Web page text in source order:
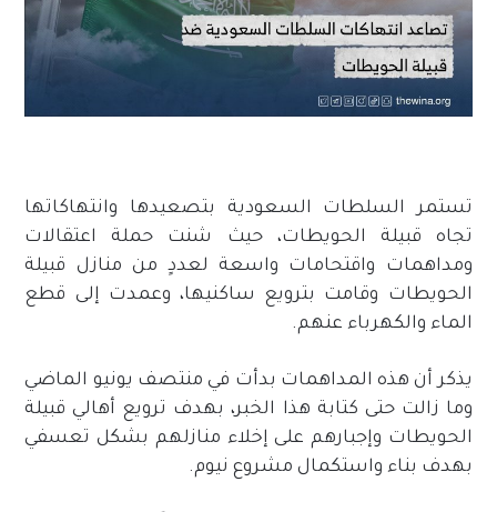
تستمر السلطات السعودية بتصعيدها وانتهاكاتها
تجاه قبيلة الحويطات، حيث شنت حملة اعتقالات
ومداهمات واقتحامات واسعة لعددٍ من منازل قبيلة
الحويطات وقامت بترويع ساكنيها، وعمدت إلى قطع
الماء والكهرباء عنهم.
يذكر أن هذه المداهمات بدأت في منتصف يونيو الماضي
وما زالت حتى كتابة هذا الخبر، بهدف ترويع أهالي قبيلة
الحويطات وإجبارهم على إخلاء منازلهم بشكل تعسفي
بهدف بناء واستكمال مشروع نيوم.